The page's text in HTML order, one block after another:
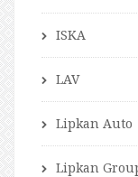
ISKA
LAV
Lipkan Auto
Lipkan